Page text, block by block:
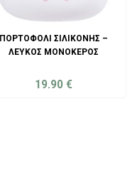
ΠΟΡΤΟΦΌΛΙ ΣΙΛΙΚΌΝΗΣ –
ΛΕΥΚΌΣ ΜΟΝΌΚΕΡΟΣ
19.90€